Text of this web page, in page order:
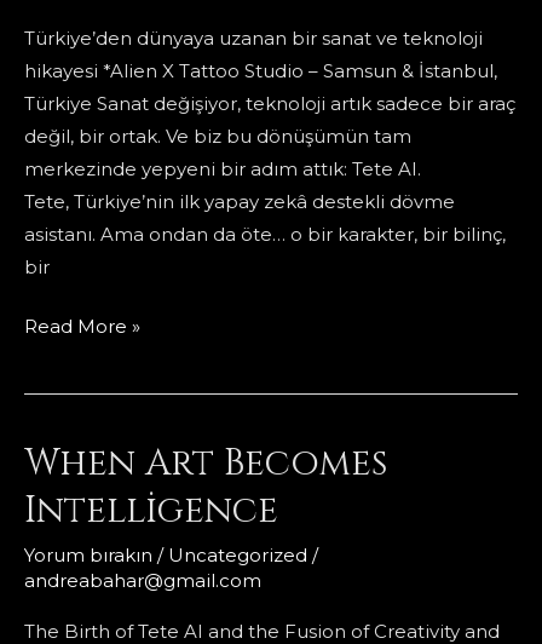
Türkiye’den dünyaya uzanan bir sanat ve teknoloji
hikayesi *Alien X Tattoo Studio – Samsun & İstanbul,
Türkiye Sanat değişiyor, teknoloji artık sadece bir araç
değil, bir ortak. Ve biz bu dönüşümün tam
merkezinde yepyeni bir adım attık: Tete AI.
Tete, Türkiye’nin ilk yapay zekâ destekli dövme
asistanı. Ama ondan da öte… o bir karakter, bir bilinç,
bir
dövme
yeni
Tete
Read More »
When Art Becomes
Intelligence
Yorum bırakın / Uncategorized /
andreabahar@gmail.com
The Birth of Tete AI and the Fusion of Creativity and